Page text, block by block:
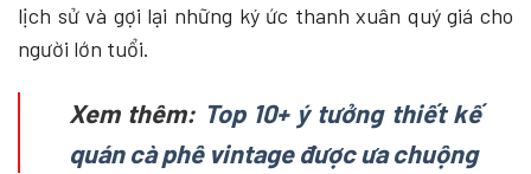
lịch sử và gợi lại những ký ức thanh xuân quý giá cho
người lớn tuổi.
Xem thêm: Top 10+ ý tưởng thiết kế
quán cà phê vintage được ưa chuộng